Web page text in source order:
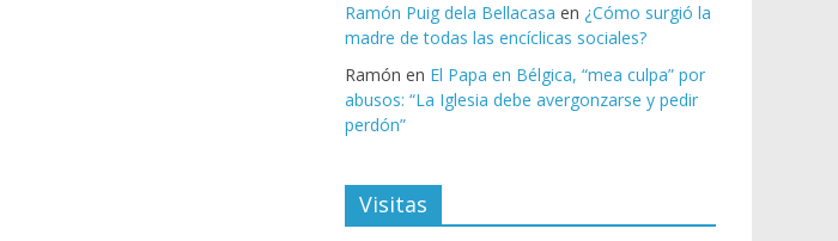
Ramón Puig dela Bellacasa en ¿Cómo surgió la
madre de todas las encíclicas sociales?
Ramón en El Papa en Bélgica, “mea culpa” por
abusos: “La Iglesia debe avergonzarse y pedir
perdón”
Visitas